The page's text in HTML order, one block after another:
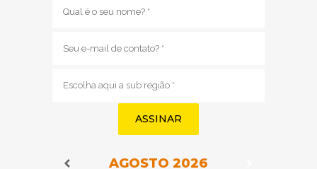
mail
região
Navegação do Calendário
AGOSTO 2026